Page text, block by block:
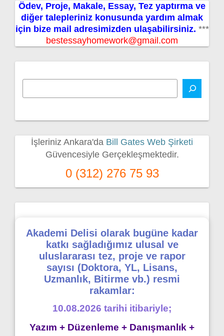
Ödev, Proje, Makale, Essay, Tez yaptırma ve
diğer talepleriniz konusunda yardım almak
için bize mail adresimizden ulaşabilirsiniz. ***
bestessayhomework@gmail.com
İşleriniz Ankara'da Bill Gates Web Şirketi
Güvencesiyle Gerçekleşmektedir.
0 (312) 276 75 93
Akademi Delisi olarak bugüne kadar
katkı sağladığımız ulusal ve
uluslararası tez, proje ve rapor
sayısı (Doktora, YL, Lisans,
Uzmanlık, Bitirme vb.) resmi
rakamlar:
10.08.2026 tarihi itibariyle;
Yazım + Düzenleme + Danışmanlık +